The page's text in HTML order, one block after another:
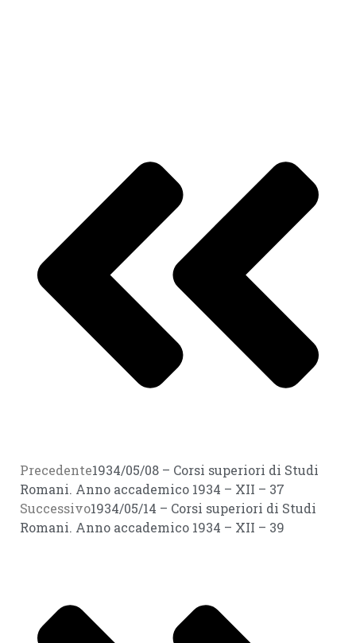
Precedente1934/05/08 – Corsi superiori di Studi
Romani. Anno accademico 1934 – XII – 37
Successivo1934/05/14 – Corsi superiori di Studi
Romani. Anno accademico 1934 – XII – 39